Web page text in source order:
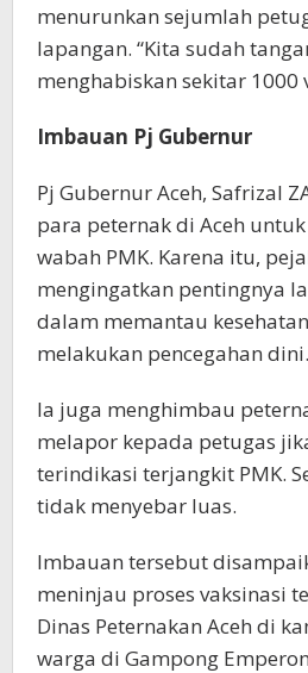
menurunkan sejumlah
lapangan. “Kita sudah
menghabiskan sekitar 1000
Imbauan Pj Gubernur
Pj Gubernur Aceh, Safrizal
para peternak di Aceh
wabah PMK. Karena itu,
mengingatkan pentingnya
dalam memantau
melakukan pencegahan dini.
Ia juga menghimbau
melapor kepada petugas
terindikasi terjangkit PMK.
tidak menyebar luas.
Imbauan tersebut
meninjau proses vaksinasi
Dinas Peternakan Aceh di
warga di Gampong